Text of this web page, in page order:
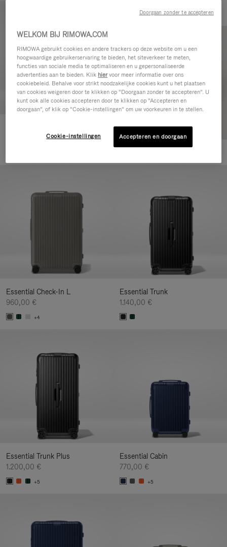
Essential Check-In L
960,00 €
+4
Essential Trunk
1.140,00 €
Essential Trunk Plus
1.200,00 €
+5
Essential Cabin
770,00 €
+5
WELKOM BIJ RIMOWA.COM
RIMOWA gebruikt cookies en andere trackers op deze website om u een
hoogwaardige gebruikerservaring te bieden, het siteverkeer te meten,
functies van sociale media te optimaliseren en u gepersonaliseerde
advertenties aan te bieden. Klik hiervoor meer informatie over ons
cookiebeleid. Behalve voor strikt noodzakelijke cookies kunt u het plaatsen
van cookies weigeren door te klikken op “Doorgaan zonder te accepteren”. U
kunt ook alle cookies accepteren door te klikken op “Accepteren en
doorgaan”, of klik op “Cookie-instellingen” om uw voorkeuren in te stellen.
Cookie-instellingen Accepteren en doorgaan
Doorgaan zonder te accepteren